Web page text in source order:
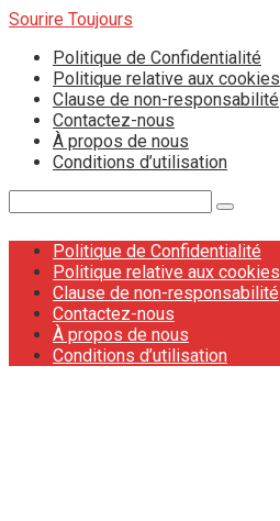
Skip
content
Sourire Toujours
Politique de Confidentialité
Politique relative aux cookies
Clause de non-responsabilité
Contactez-nous
À propos de nous
Conditions d’utilisation
Politique de Confidentialité
Politique relative aux cookies
Clause de non-responsabilité
Contactez-nous
À propos de nous
Conditions d’utilisation